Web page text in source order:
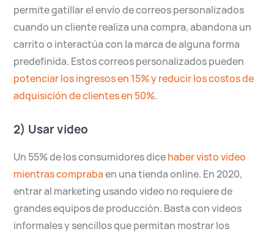
permite gatillar el envío de correos personalizados
cuando un cliente realiza una compra, abandona un
carrito o interactúa con la marca de alguna forma
predefinida. Estos correos personalizados pueden
potenciar los ingresos en 15% y reducir los costos de
adquisición de clientes en 50%.
2) Usar video
Un 55% de los consumidores dicehaber visto video
mientras comprabaen una tienda online. En 2020,
entrar al marketing usando video no requiere de
grandes equipos de producción. Basta con videos
informales y sencillos que permitan mostrar los